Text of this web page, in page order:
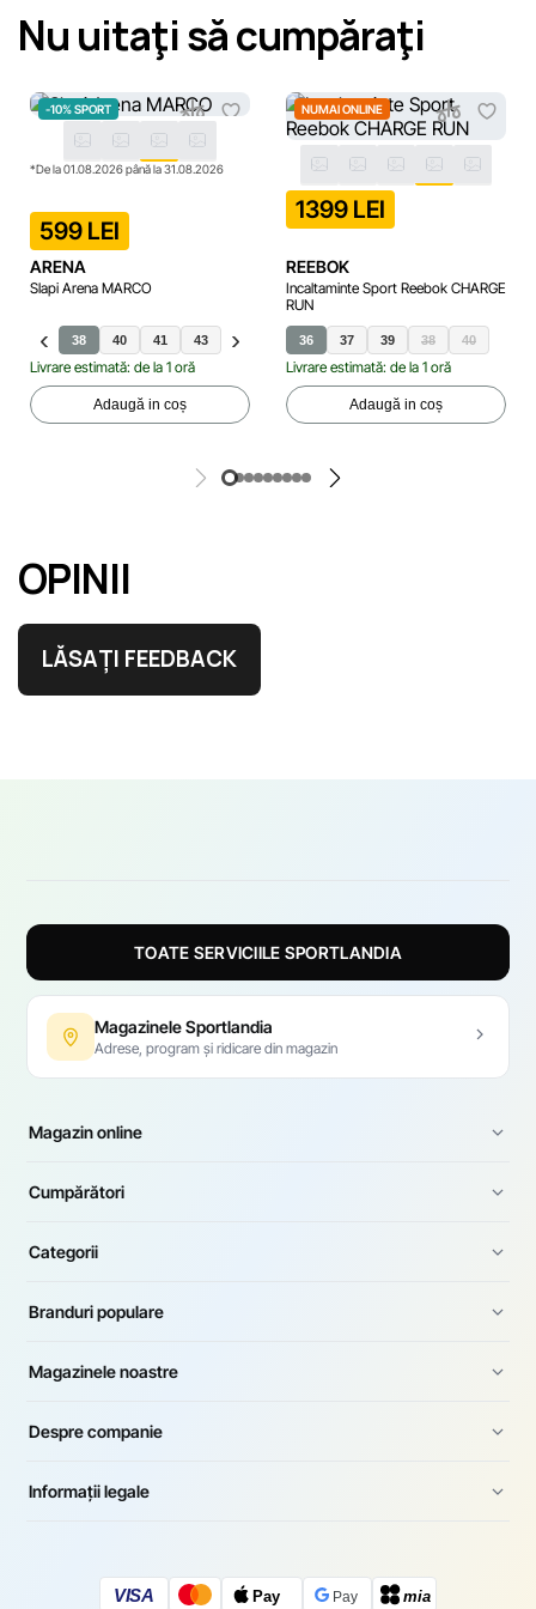
Nu uitaţi să cumpăraţi
-10% SPORT
*De la 01.08.2026 până la 31.08.2026
599 LEI
ARENA
Slapi Arena MARCO
38 40 41 43 36
Livrare estimată: de la 1 oră
Adaugă in coș
NUMAI ONLINE
1399 LEI
REEBOK
Incaltaminte Sport Reebok CHARGE
RUN
36 37 39 38 40
Livrare estimată: de la 1 oră
Adaugă in coș
OPINII
LĂSAȚI FEEDBACK
TOATE SERVICIILE SPORTLANDIA
Magazinele Sportlandia
Adrese, program și ridicare din magazin
Magazin online
Cumpărători
Categorii
Branduri populare
Magazinele noastre
Despre companie
Informații legale
VISA Pay Pay mia